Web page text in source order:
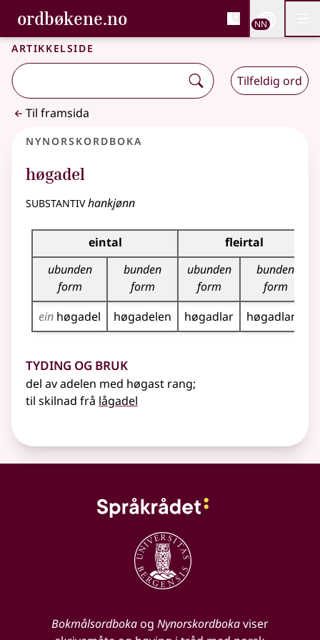
Gå til hovudinnhald
Tilgjenge
ordbøkene.no, Bokmålsordboka og
Bokmålsordboka og Nynorskordboka
NN
Artikkelside
Tilfeldig ord
Til framsida
Nynorskordboka
høgadel
substantivhankjønn
Bøyningstabell for dette substantivet
eintal
fleirtal
ubunden
form
bunden
form
ubunden
form
bunden
form
ein høgadel høgadelen høgadlar høgadlane
Tyding og bruk
del av adelen med høgast rang;
til skilnad frå lågadel
Bokmålsordbokaog Nynorskordbokaviser